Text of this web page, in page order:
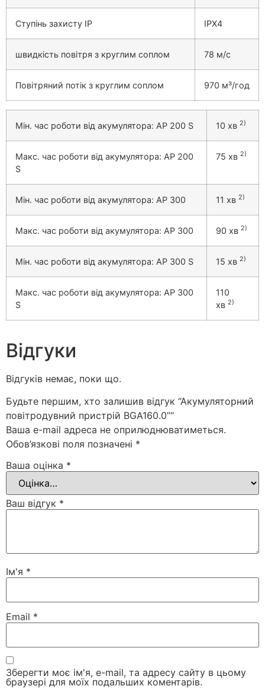
Ступінь захисту IP IPX4
швидкість повітря з круглим соплом 78 м/с
Повітряний потік з круглим соплом 970 м³/год
Мін. час роботи від акумулятора: AP 200 S 10 хв 2)
Макс. час роботи від акумулятора: AP 200
S
75 хв 2)
Мін. час роботи від акумулятора: AP 300 11 хв 2)
Макс. час роботи від акумулятора: AP 300 90 хв 2)
Мін. час роботи від акумулятора: AP 300 S 15 хв 2)
Макс. час роботи від акумулятора: AP 300
S
110
хв 2)
Відгуки
Відгуків немає, поки що.
Будьте першим, хто залишив відгук “Акумуляторний
повітродувний пристрій BGA160.0”“
Ваша e-mail адреса не оприлюднюватиметься.
Обов’язкові поля позначені *
Ваша оцінка *
Ваш відгук *
Ім'я *
Email *
Зберегти моє ім'я, e-mail, та адресу сайту в цьому
браузері для моїх подальших коментарів.